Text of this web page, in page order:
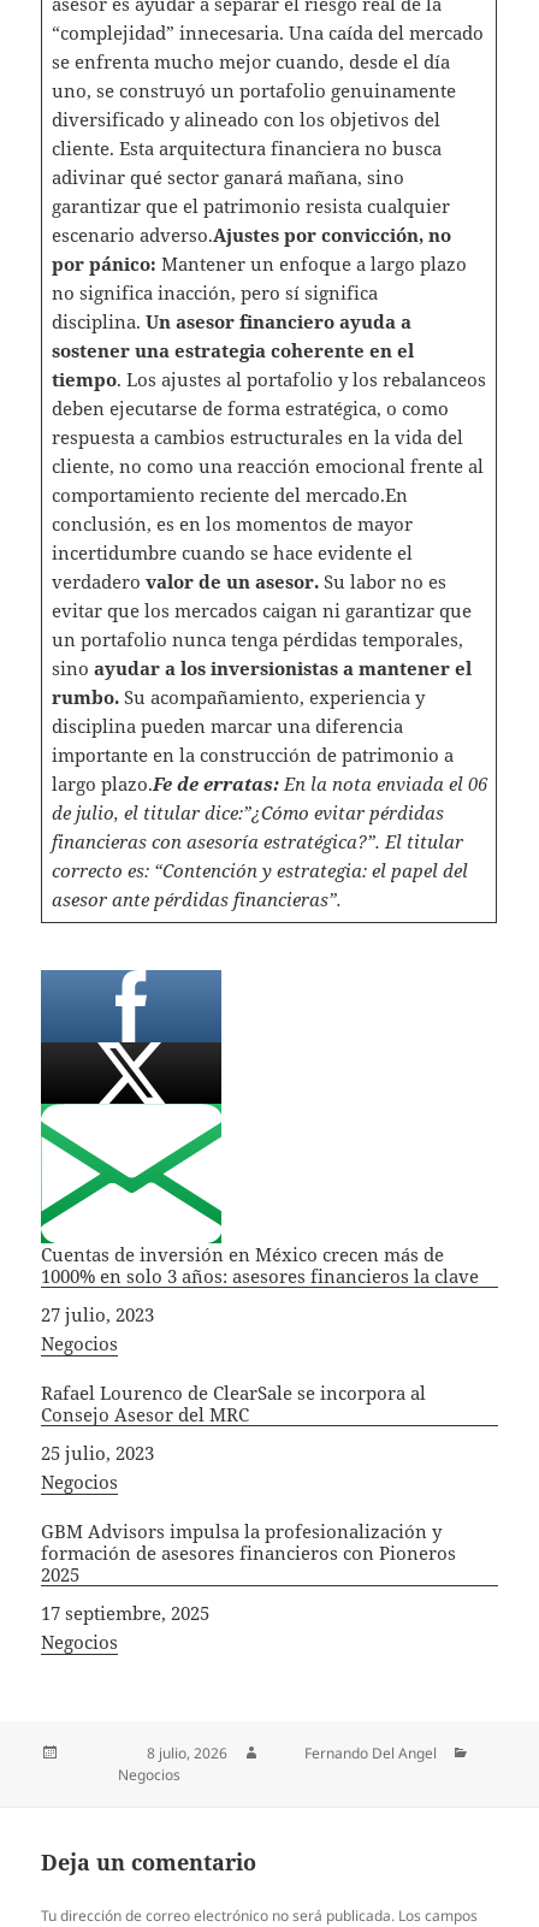
“complejidad” innecesaria. Una caída del mercado
se enfrenta mucho mejor cuando, desde el día
uno, se construyó un portafolio genuinamente
diversificado y alineado con los objetivos del
cliente. Esta arquitectura financiera no busca
adivinar qué sector ganará mañana, sino
garantizar que el patrimonio resista cualquier
escenario adverso.Ajustes por convicción, no
por pánico: Mantener un enfoque a largo plazo
no significa inacción, pero sí significa
disciplina. Un asesor financiero ayuda a
sostener una estrategia coherente en el
tiempo. Los ajustes al portafolio y los rebalanceos
deben ejecutarse de forma estratégica, o como
respuesta a cambios estructurales en la vida del
cliente, no como una reacción emocional frente al
comportamiento reciente del mercado.En
conclusión, es en los momentos de mayor
incertidumbre cuando se hace evidente el
verdadero valor de un asesor. Su labor no es
evitar que los mercados caigan ni garantizar que
un portafolio nunca tenga pérdidas temporales,
sino ayudar a los inversionistas a mantener el
rumbo.Su acompañamiento, experiencia y
disciplina pueden marcar una diferencia
importante en la construcción de patrimonio a
largo plazo.Fe de erratas: En la nota enviada el 06
de julio, el titular dice:”¿Cómo evitar pérdidas
financieras con asesoría estratégica?”. El titular
correcto es: “Contención y estrategia: el papel del
asesor ante pérdidas financieras”.
Cuentas de inversión en México crecen más de
1000% en solo 3 años: asesores financieros la clave
Fecha
27 julio, 2023
In relation to
Negocios
Rafael Lourenco de ClearSale se incorpora al
Consejo Asesor del MRC
Fecha
25 julio, 2023
In relation to
Negocios
GBM Advisors impulsa la profesionalización y
formación de asesores financieros con Pioneros
2025
Fecha
17 septiembre, 2025
In relation to
Negocios
Publicado el8 julio, 2026
Fernando Del Angel
Negocios
Deja un comentario
Tu dirección de correo electrónico no será publicada. Los campos